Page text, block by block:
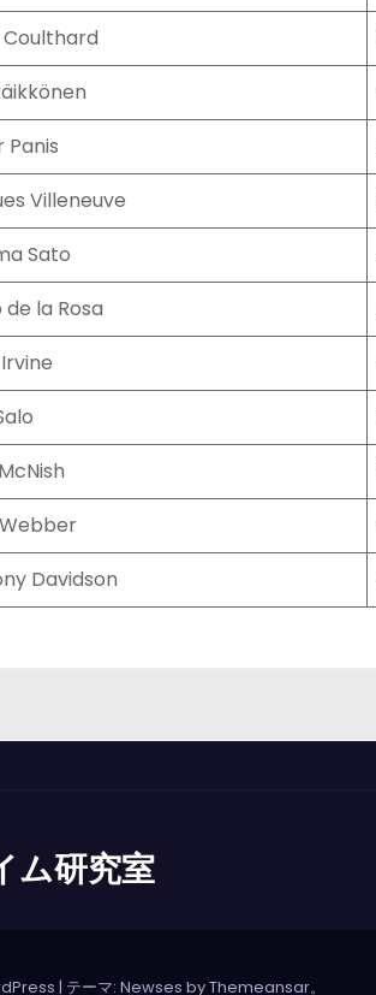
Coulthard
Panis
Villeneuve
Sato
de la Rosa
Davidson
ム研究室
| テーマ: Newses byThemeansar。